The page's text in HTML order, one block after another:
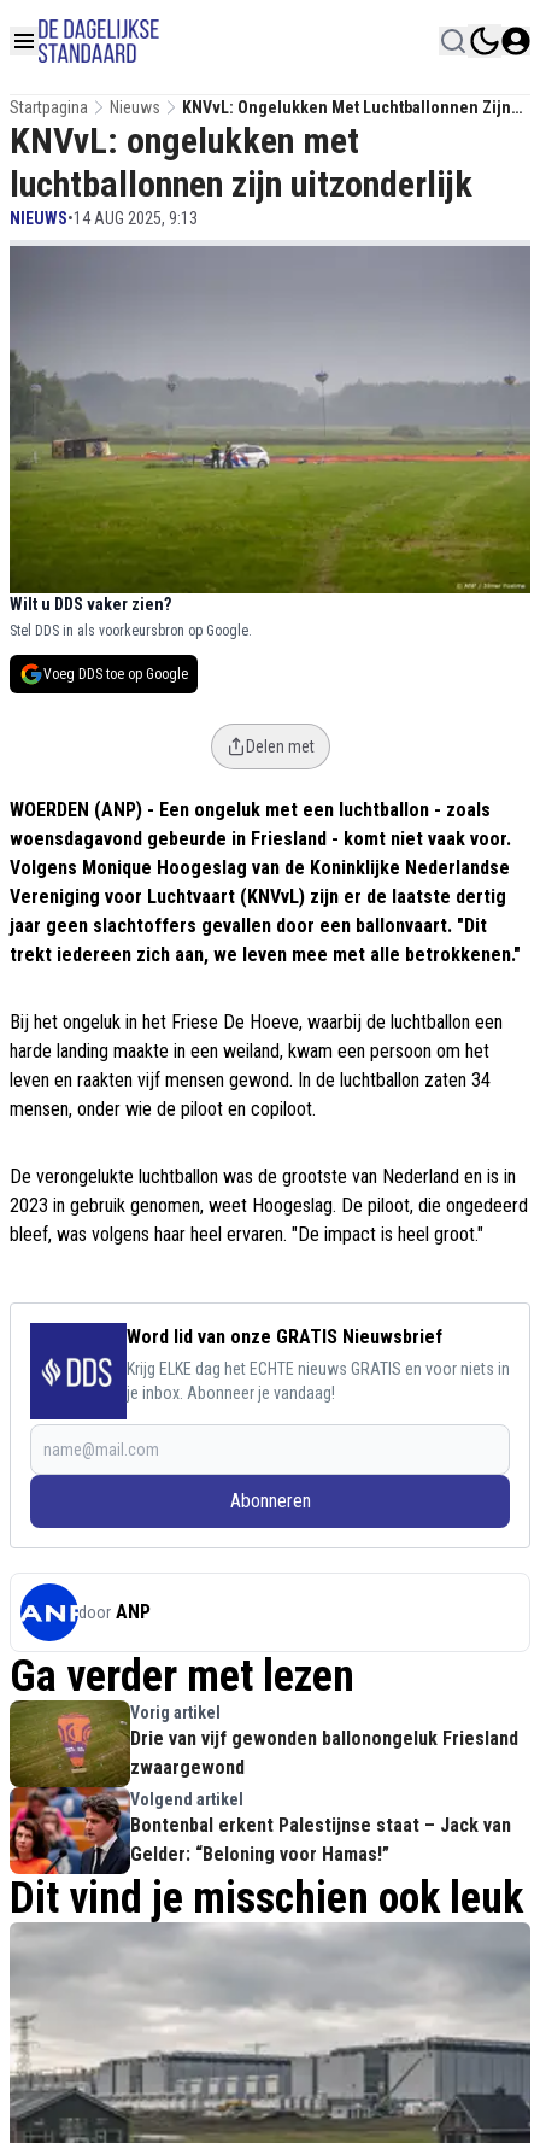
Startpagina Nieuws
KNVvL: Ongelukken Met Luchtballonnen Zijn
Uitzonderlijk
KNVvL: ongelukken met
luchtballonnen zijn uitzonderlijk
NIEUWS•14 AUG 2025, 9:13
Wilt u DDS vaker zien?
Stel DDS in als voorkeursbron op Google.
Voeg DDS toe op Google
Delen met
WOERDEN (ANP) - Een ongeluk met een luchtballon - zoals
woensdagavond gebeurde in Friesland - komt niet vaak voor.
Volgens Monique Hoogeslag van de Koninklijke Nederlandse
Vereniging voor Luchtvaart (KNVvL) zijn er de laatste dertig
jaar geen slachtoffers gevallen door een ballonvaart. "Dit
trekt iedereen zich aan, we leven mee met alle betrokkenen."
Bij het ongeluk in het Friese De Hoeve, waarbij de luchtballon een
harde landing maakte in een weiland, kwam een persoon om het
leven en raakten vijf mensen gewond. In de luchtballon zaten 34
mensen, onder wie de piloot en copiloot.
De verongelukte luchtballon was de grootste van Nederland en is in
2023 in gebruik genomen, weet Hoogeslag. De piloot, die ongedeerd
bleef, was volgens haar heel ervaren. "De impact is heel groot."
Word lid van onze GRATIS Nieuwsbrief
Krijg ELKE dag het ECHTE nieuws GRATIS en voor niets in
je inbox. Abonneer je vandaag!
Abonneren
door ANP
Ga verder met lezen
Vorig artikel
Drie van vijf gewonden ballonongeluk Friesland
zwaargewond
Volgend artikel
Bontenbal erkent Palestijnse staat – Jack van
Gelder: “Beloning voor Hamas!”
Dit vind je misschien ook leuk